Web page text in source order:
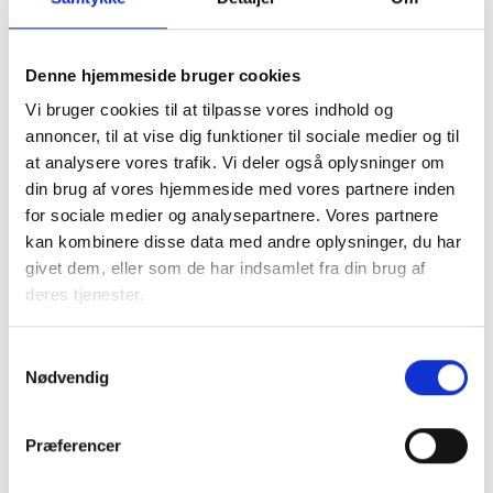
Denne hjemmeside bruger cookies
Vi bruger cookies til at tilpasse vores indhold og
annoncer, til at vise dig funktioner til sociale medier og til
at analysere vores trafik. Vi deler også oplysninger om
din brug af vores hjemmeside med vores partnere inden
for sociale medier og analysepartnere. Vores partnere
kan kombinere disse data med andre oplysninger, du har
givet dem, eller som de har indsamlet fra din brug af
deres tjenester.
Nødvendig
Præferencer
beboere med begrænsede økonomiske muligheder for
beboerstatistiker den gennemsnitlige husstandsindkomst i
den almene sektor 47 % lavere end for befolkningen som
helhed.
En kollektiv, forsyningsbaseret indsats sikrer solidariske
løsninger på samfundsmæssige udfordringer, der er
væsentlige for hele det danske samfund. På den baggrund
bør det indgå i overvejelserne, at be-kendtgørelsen
indeholder objektive udpegningskriterier, som også
Som redegjort for ovenfor foreligger der et solidt analytisk
grundlag for udfordringerne med terrænnært grundvand i